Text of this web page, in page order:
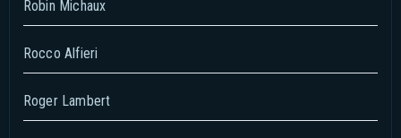
Robin Michaux
Rocco Alfieri
Roger Lambert